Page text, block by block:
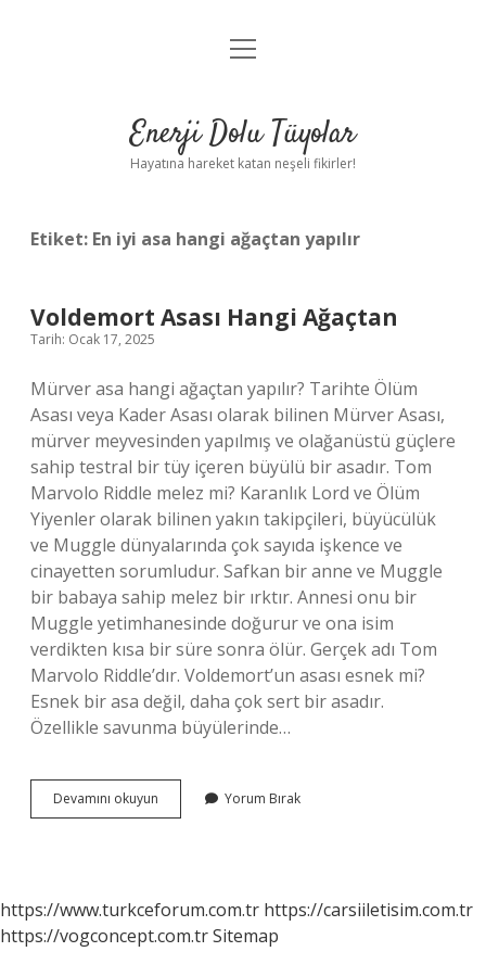
Anasayfa
Yasal Uyarı
menüyü
Enerji Dolu Tüyolar
Hayatına hareket katan neşeli fikirler!
Etiket: En iyi asa hangi ağaçtan yapılır
Voldemort Asası Hangi Ağaçtan
Tarih: Ocak 17, 2025
Mürver asa hangi ağaçtan yapılır? Tarihte Ölüm
Asası veya Kader Asası olarak bilinen Mürver Asası,
mürver meyvesinden yapılmış ve olağanüstü güçlere
sahip testral bir tüy içeren büyülü bir asadır. Tom
Marvolo Riddle melez mi? Karanlık Lord ve Ölüm
Yiyenler olarak bilinen yakın takipçileri, büyücülük
ve Muggle dünyalarında çok sayıda işkence ve
cinayetten sorumludur. Safkan bir anne ve Muggle
bir babaya sahip melez bir ırktır. Annesi onu bir
Muggle yetimhanesinde doğurur ve ona isim
verdikten kısa bir süre sonra ölür. Gerçek adı Tom
Marvolo Riddle’dır. Voldemort’un asası esnek mi?
Esnek bir asa değil, daha çok sert bir asadır.
Özellikle savunma büyülerinde…
Devamını okuyun Voldemort
Asası
Yorum Bırak
https://www.turkceforum.com.tr https://carsiiletisim.com.tr
https://vogconcept.com.trSitemap